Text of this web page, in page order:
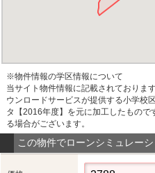
※物件情報の学区情報について
当サイト物件情報に記載されておりま
ウンロードサービスが提供する小学校
タ【2016年度】を元に加工したもの
る場合がございます。
この物件でローンシミュレー